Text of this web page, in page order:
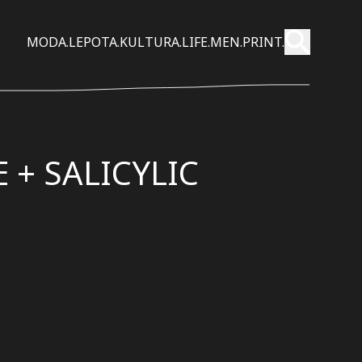
MODA.LEPOTA.KULTURA.LIFE.MEN.PRINT. Pretraži
+ SALICYLIC